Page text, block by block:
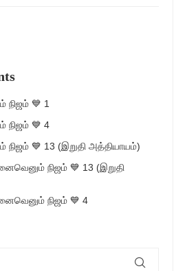
நிஜம் 💙 1
நிஜம் 💙 4
நிஜம் 💙 13 (இறுதி அத்தியாயம்)
நிஜம் 💙 13 (இறுதி
நிஜம் 💙 4